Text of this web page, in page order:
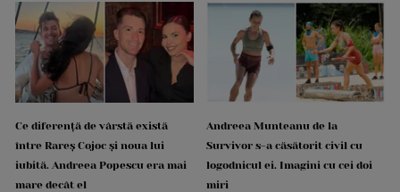
Ce diferență de vârstă există
între Rareș Cojoc și noua lui
iubită. Andreea Popescu era mai
mare decât el
Andreea Munteanu de la
Survivor s-a căsătorit civil cu
logodnicul ei. Imagini cu cei doi
miri